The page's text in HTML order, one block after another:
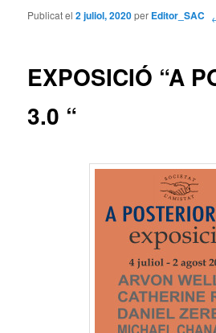
EXPOSICIÓ “A
3.0 “
Publicat el2 juliol, 2020per Editor_SAC